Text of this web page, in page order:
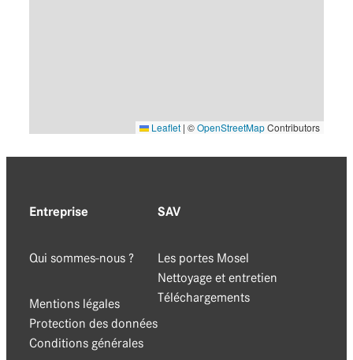
Leaflet | ©OpenStreetMapContributors
Entreprise
Qui sommes-nous ?
Mentions légales
Protection des données
Conditions générales
SAV
Les portes Mosel
Nettoyage et entretien
Téléchargements